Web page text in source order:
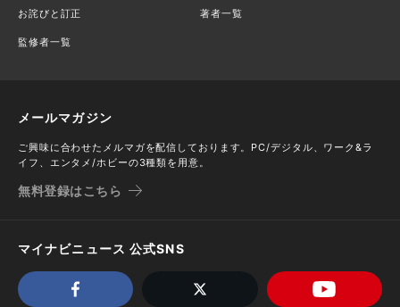
お詫びと訂正 著者一覧
監修者一覧
メールマガジン
ご興味に合わせたメルマガを配信しております。PC/デジタル、ワーク&ラ
イフ、エンタメ/ホビーの3種類を用意。
無料登録はこちら
マイナビニュース 公式SNS